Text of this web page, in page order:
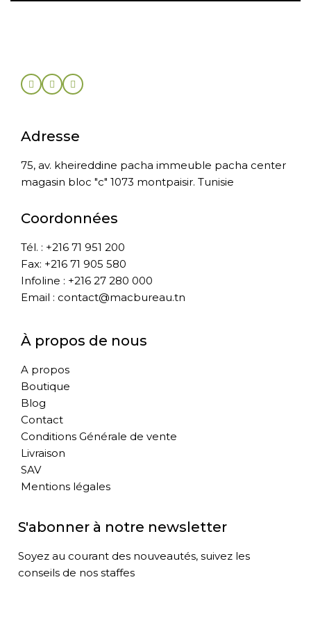
Adresse
75, av. kheireddine pacha immeuble pacha center
magasin bloc "c" 1073 montpaisir. Tunisie
Coordonnées
Tél. : +216 71 951 200
Fax: +216 71 905 580
Infoline : +216 27 280 000
Email : contact@macbureau.tn
À propos de nous
A propos
Boutique
Blog
Contact
Conditions Générale de vente
Livraison
SAV
Mentions légales
S'abonner à notre newsletter
Soyez au courant des nouveautés, suivez les
conseils de nos staffes